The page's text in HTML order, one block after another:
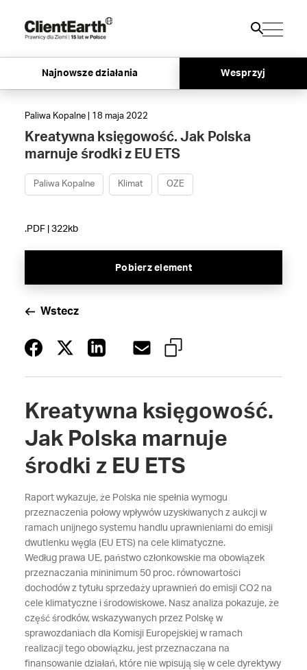
Najnowsze działania Wesprzyj
Paliwa Kopalne | 18 maja 2022
Kreatywna księgowość. Jak Polska
marnuje środki z EU ETS
Paliwa Kopalne Klimat OZE
.PDF | 322kb
Pobierz element
Wstecz
Kreatywna księgowość.
Jak Polska marnuje
środki z EU ETS
Raport wykazuje, że Polska nie spełnia wymogu
przeznaczenia połowy wpływów uzyskiwanych z aukcji w
ramach unijnego systemu handlu uprawnieniami do emisji
dwutlenku węgla (EU ETS) na cele klimatyczne.
Według prawa UE, państwo członkowskie ma obowiązek
przeznaczania mininimum 50 proc. równowartości
dochodów z tytułu sprzedaży uprawnień do emisji CO2 na
cele klimatyczne i środowiskowe. Nasz analiza pokazuje, że
część środków, wskazywanych przez Polskę w
sprawozdaniach dla Komisji Europejskiej w ramach
realizacji tego obowiązku, jest przeznaczana na
finansowanie działań, które nie wpisują się w cele dyrektywy